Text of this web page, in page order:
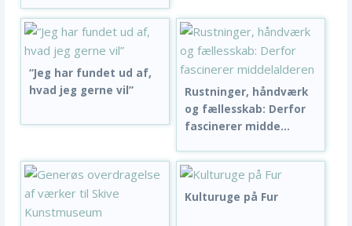
“Jeg har fundet ud af,
hvad jeg gerne vil”
Rustninger, håndværk
og fællesskab: Derfor
fascinerer midde...
Kulturuge på Fur